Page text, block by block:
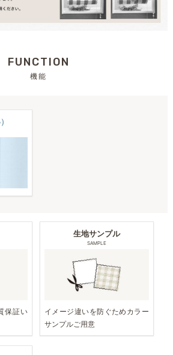
FUNCTION
機能
保証い
生地サンプル
SAMPLE
イメージ違いを防ぐためカラー
サンプルご用意